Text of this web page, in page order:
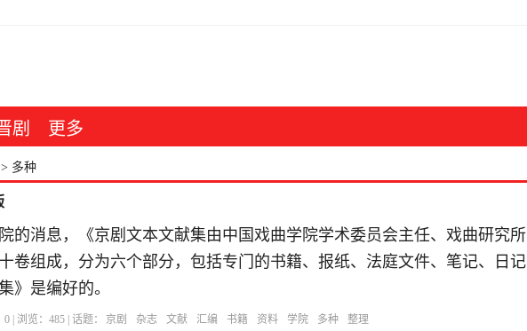
剧 更多
多种
的消息，《京剧文本文献集由中国戏曲学院学术委员会主任、戏曲研究所
卷组成，分为六个部分，包括专门的书籍、报纸、法庭文件、笔记、日记
》是编好的。
0 | 浏览： 485 | 话题： 京剧 杂志 文献 汇编 书籍 资料 学院 多种 整理